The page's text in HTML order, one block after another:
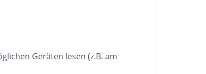
Geräten lesen (z.B. am